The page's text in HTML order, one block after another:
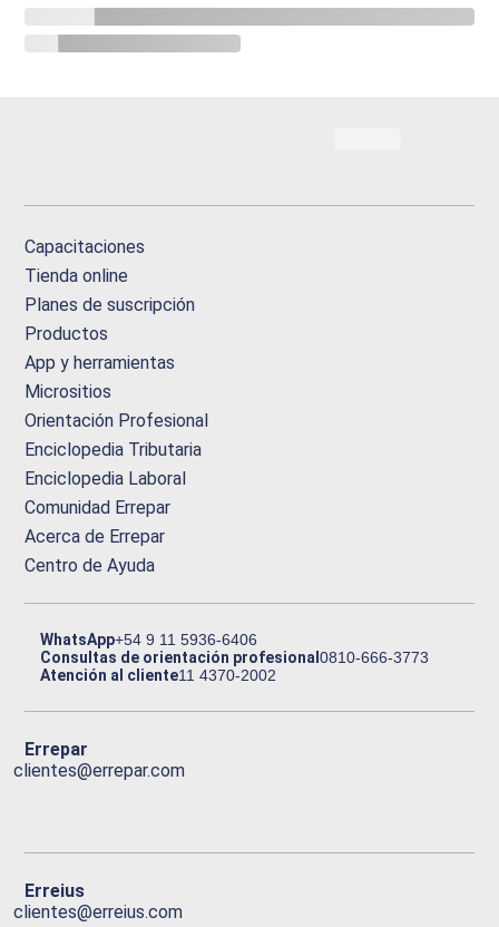
Capacitaciones
Tienda online
Planes de suscripción
Productos
App y herramientas
Micrositios
Orientación Profesional
Enciclopedia Tributaria
Enciclopedia Laboral
Comunidad Errepar
Acerca de Errepar
Centro de Ayuda
WhatsApp+54 9 11 5936-6406
Consultas de orientación profesional0810-666-3773
Atención al cliente11 4370-2002
Errepar
clientes@errepar.com
Erreius
clientes@erreius.com